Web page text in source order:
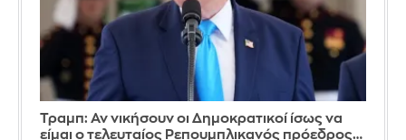
Τραμπ: Αν νικήσουν οι Δημοκρατικοί ίσως να
είμαι ο τελευταίος Ρεπουμπλικανός πρόεδρος…